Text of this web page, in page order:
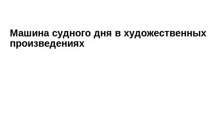
Машина судного дня в художественных
произведениях